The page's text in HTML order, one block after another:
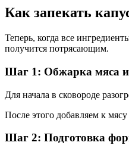
Как запекать
Теперь, когда все
получится потрясающим.
Шаг 1: Обжарка мяса
Для начала в сковороде
После этого добавляем к
Шаг 2: Подготовка